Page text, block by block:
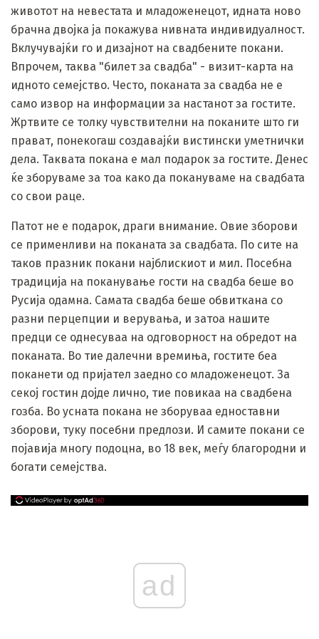
животот на невестата и младоженецот, идната ново
брачна двојка ја покажува нивната индивидуалност.
Вклучувајќи го и дизајнот на свадбените покани.
Впрочем, таква "билет за свадба" - визит-карта на
идното семејство. Често, поканата за свадба не е
само извор на информации за настанот за гостите.
Жртвите се толку чувствителни на поканите што ги
прават, понекогаш создавајќи вистински уметнички
дела. Таквата покана е мал подарок за гостите. Денес
ќе зборуваме за тоа како да покануваме на свадбата
со свои раце.
Патот не е подарок, драги внимание. Овие зборови
се применливи на поканата за свадбата. По сите на
таков празник покани најблискиот и мил. Посебна
традиција на поканување гости на свадба беше во
Русија одамна. Самата свадба беше обвиткана со
разни перцепции и верувања, и затоа нашите
предци се однесуваа на одговорност на обредот на
поканата. Во тие далечни времиња, гостите беа
поканети од пријател заедно со младоженецот. За
секој гостин дојде лично, тие повикаа на свадбена
гозба. Во усната покана не зборуваа едноставни
зборови, туку посебни предлози. И самите покани се
појавија многу подоцна, во 18 век, меѓу благородни и
богати семејства.
ad